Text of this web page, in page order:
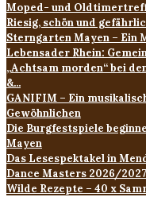
Moped- und
Riesig, schön und
Sterngarten Mayen – Ein
Lebensader Rhein:
„Achtsam morden“ bei
&...
GANIFIM – Ein
Gewöhnlichen
Die Burgfestspiele
Mayen
Das Lesespektakel in
Dance Masters 2026/
Wilde Rezepte – 40 x